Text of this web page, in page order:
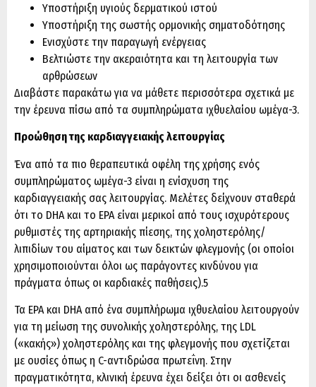
Υποστήριξη υγιούς δερματικού ιστού
Υποστήριξη της σωστής ορμονικής σηματοδότησης
Ενισχύστε την παραγωγή ενέργειας
Βελτιώστε την ακεραιότητα και τη λειτουργία των
αρθρώσεων
Διαβάστε παρακάτω για να μάθετε περισσότερα σχετικά με
την έρευνα πίσω από τα συμπληρώματα ιχθυελαίου ωμέγα-3.
Προώθηση της καρδιαγγειακής λειτουργίας
Ένα από τα πιο θεραπευτικά οφέλη της χρήσης ενός
συμπληρώματος ωμέγα-3 είναι η ενίσχυση της
καρδιαγγειακής σας λειτουργίας. Μελέτες δείχνουν σταθερά
ότι το DHA και το EPA είναι μερικοί από τους ισχυρότερους
ρυθμιστές της αρτηριακής πίεσης, της χοληστερόλης/
λιπιδίων του αίματος και των δεικτών φλεγμονής (οι οποίοι
χρησιμοποιούνται όλοι ως παράγοντες κινδύνου για
πράγματα όπως οι καρδιακές παθήσεις).5
Τα EPA και DHA από ένα συμπλήρωμα ιχθυελαίου λειτουργούν
για τη μείωση της συνολικής χοληστερόλης, της LDL
(«κακής») χοληστερόλης και της φλεγμονής που σχετίζεται
με ουσίες όπως η C-αντιδρώσα πρωτεΐνη. Στην
πραγματικότητα, κλινική έρευνα έχει δείξει ότι οι ασθενείς